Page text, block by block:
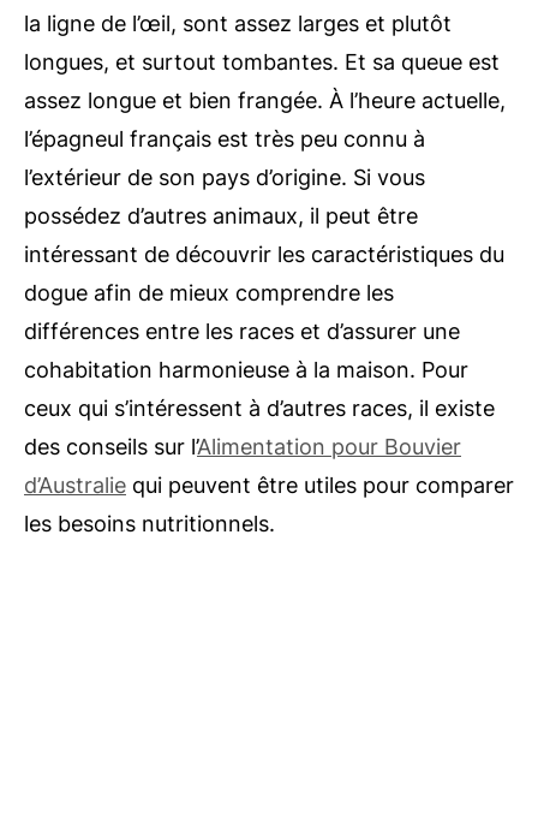
la ligne de l’œil, sont assez larges et plutôt
longues, et surtout tombantes. Et sa queue est
assez longue et bien frangée. À l’heure actuelle,
l’épagneul français est très peu connu à
l’extérieur de son pays d’origine. Si vous
possédez d’autres animaux, il peut être
intéressant de découvrir les caractéristiques du
dogue afin de mieux comprendre les
différences entre les races et d’assurer une
cohabitation harmonieuse à la maison. Pour
ceux qui s’intéressent à d’autres races, il existe
des conseils sur l’Alimentation pour Bouvier
d’Australie qui peuvent être utiles pour comparer
les besoins nutritionnels.